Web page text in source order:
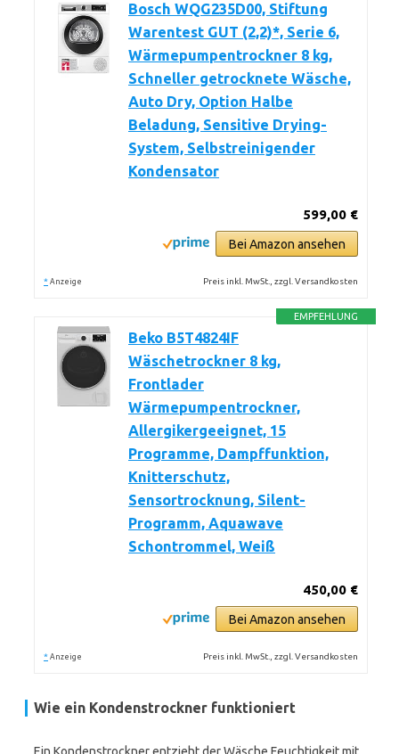
Bosch WQG235D00, Stiftung
Warentest GUT (2,2)*, Serie 6,
Wärmepumpentrockner 8 kg,
Schneller getrocknete Wäsche,
Auto Dry, Option Halbe
Beladung, Sensitive Drying-
System, Selbstreinigender
Kondensator
599,00 €
Bei Amazon ansehen
* Anzeige Preis inkl. MwSt., zzgl. Versandkosten
EMPFEHLUNG
Beko B5T4824IF
Wäschetrockner 8 kg,
Frontlader
Wärmepumpentrockner,
Allergikergeeignet, 15
Programme, Dampffunktion,
Knitterschutz,
Sensortrocknung, Silent-
Programm, Aquawave
Schontrommel, Weiß
450,00 €
Bei Amazon ansehen
* Anzeige Preis inkl. MwSt., zzgl. Versandkosten
Wie ein Kondenstrockner funktioniert